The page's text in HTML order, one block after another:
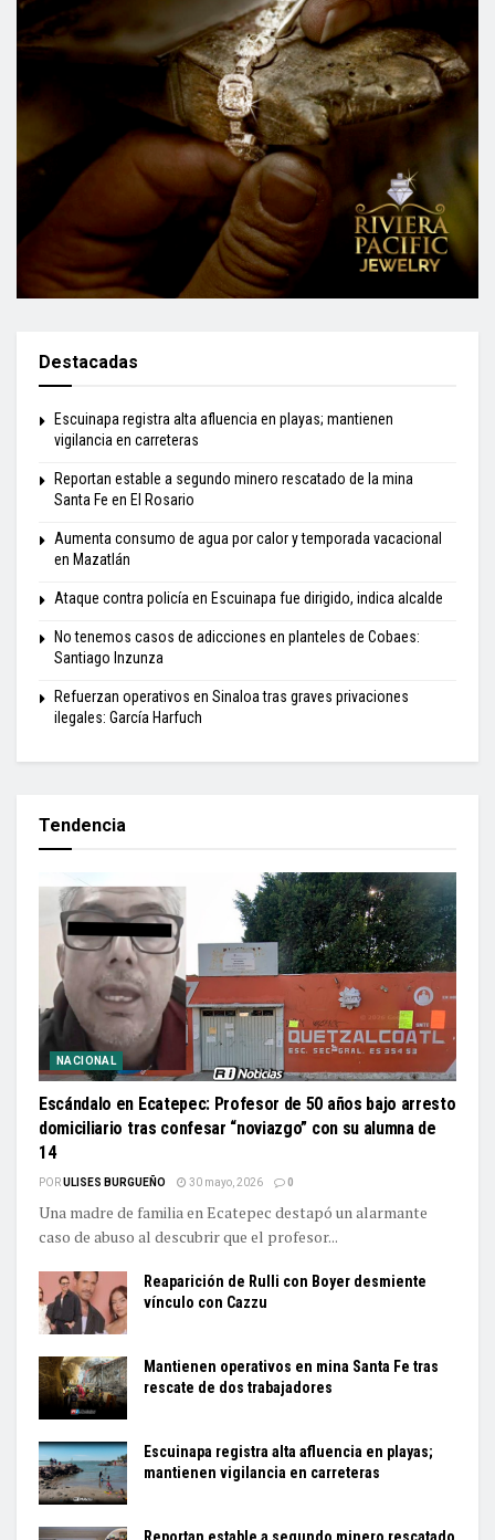
Destacadas
Escuinapa registra alta afluencia en playas; mantienen
vigilancia en carreteras
Reportan estable a segundo minero rescatado de la mina
Santa Fe en El Rosario
Aumenta consumo de agua por calor y temporada vacacional
en Mazatlán
Ataque contra policía en Escuinapa fue dirigido, indica alcalde
No tenemos casos de adicciones en planteles de Cobaes:
Santiago Inzunza
Refuerzan operativos en Sinaloa tras graves privaciones
ilegales: García Harfuch
Tendencia
NACIONAL
Escándalo en Ecatepec: Profesor de 50 años bajo arresto
domiciliario tras confesar “noviazgo” con su alumna de
14
PORULISES BURGUEÑO 30 mayo, 2026 0
Una madre de familia en Ecatepec destapó un alarmante
caso de abuso al descubrir que el profesor...
Reaparición de Rulli con Boyer desmiente
vínculo con Cazzu
Mantienen operativos en mina Santa Fe tras
rescate de dos trabajadores
Escuinapa registra alta afluencia en playas;
mantienen vigilancia en carreteras